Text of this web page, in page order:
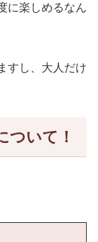
に楽しめるなん
すし、大人だけ
ついて！